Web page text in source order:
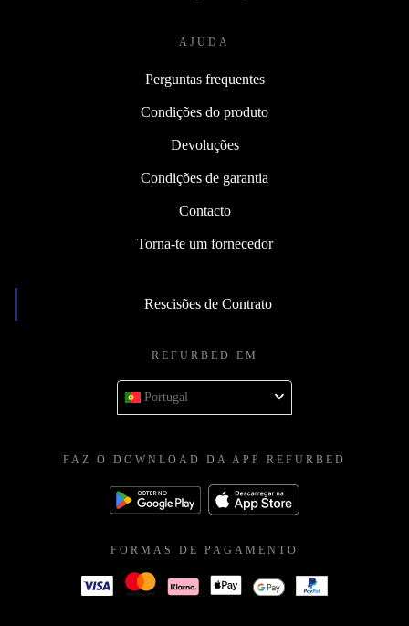
AJUDA
Perguntas frequentes
Condições do produto
Devoluções
Condições de garantia
Contacto
Torna-te um fornecedor
Rescisões de Contrato
REFURBED EM
Portugal
FAZ O DOWNLOAD DA APP REFURBED
FORMAS DE PAGAMENTO